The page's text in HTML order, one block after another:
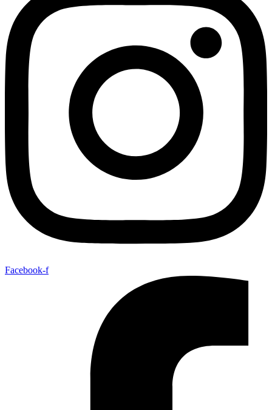
Facebook-f